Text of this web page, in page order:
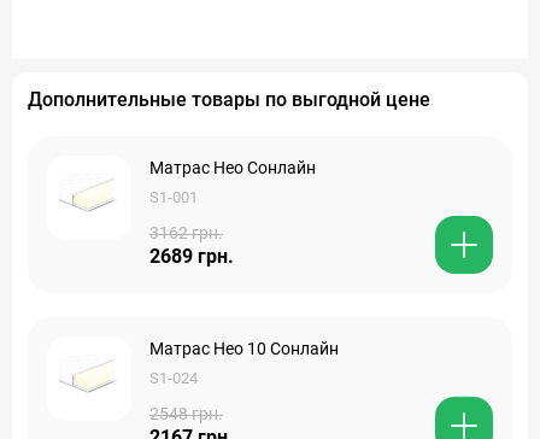
Дополнительные товары по выгодной цене
Матрас Нео Сонлайн
S1-001
3162 грн.
2689 грн.
Матрас Нео 10 Сонлайн
S1-024
2548 грн.